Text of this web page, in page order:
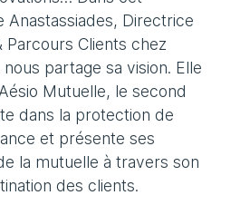
Anastassiades, Directrice
Parcours Clients chez
partage sa vision. Elle
Mutuelle, le second
dans la protection de
et présente ses
la mutuelle à travers son
des clients.